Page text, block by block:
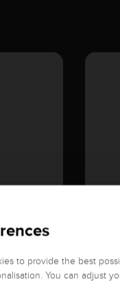
to provide the best
You can adjust